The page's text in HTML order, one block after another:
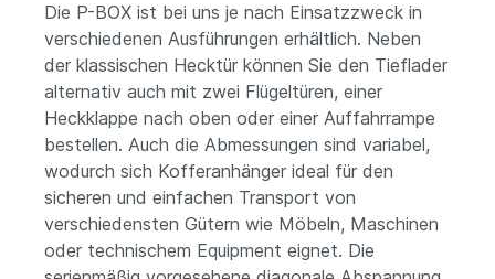
Die P-BOX ist bei uns je nach Einsatzzweck in
verschiedenen Ausführungen erhältlich. Neben
der klassischen Hecktür können Sie den Tieflader
alternativ auch mit zwei Flügeltüren, einer
Heckklappe nach oben oder einer Auffahrrampe
bestellen. Auch die Abmessungen sind variabel,
wodurch sich Kofferanhänger ideal für den
sicheren und einfachen Transport von
verschiedensten Gütern wie Möbeln, Maschinen
oder technischem Equipment eignet. Die